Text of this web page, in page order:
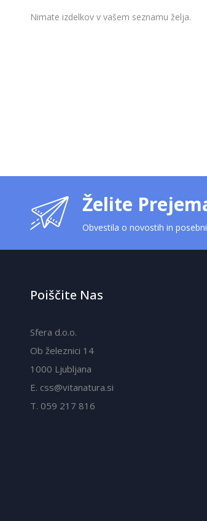
Nimate izdelkov v vašem seznamu želja.
Želite
Obvestila o novostih in
Poiščite Nas
Sfera d.o.o.
Ob železnici 14
1000 Ljubljana
E. css@vitanatura.si
T. 059 217 816